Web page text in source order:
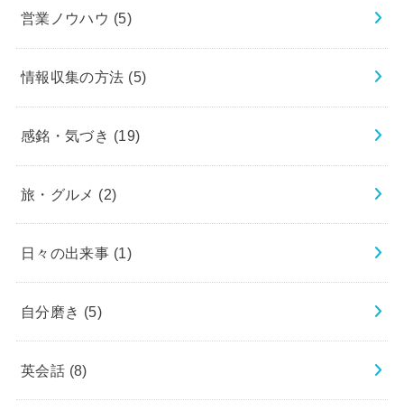
営業ノウハウ (5)
情報収集の方法 (5)
感銘・気づき (19)
旅・グルメ (2)
日々の出来事 (1)
自分磨き (5)
英会話 (8)